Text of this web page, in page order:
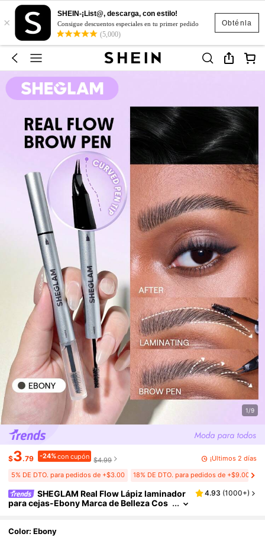
Obténla
×
SHEIN-¡List@, descarga, con estilo!
Consigue descuentos especiales en tu primer pedido
(5,000)
1/9
$3.79 -24%con cupón $4.99 ¡Últimos 2 días
5% DE DTO. para pedidos de +$3.00 18% DE DTO. para pedidos de +$9.00
SHEGLAM Real Flow Lápiz laminador
para cejas-Ebony Marca de Belleza Cos
4.93 (1000+)
Color: Ebony